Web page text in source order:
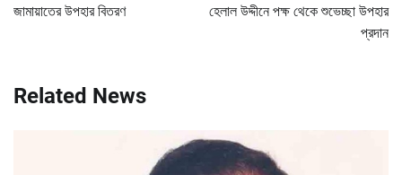
জামায়াতের উপহার বিতরণ
হেলাল উদ্দীনে পক্ষ থেকে শুভেচ্ছা উপহার
প্রদান
Related News